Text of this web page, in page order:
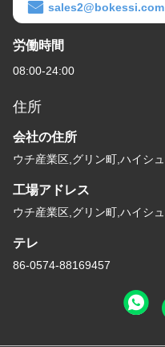
sales2@bokessi.com
労働時間
08:00-24:00
住所
会社の住所
ウチ産業区,グリン町,ハイシ
工場アドレス
ウチ産業区,グリン町,ハイシ
テレ
86-0574-88169457